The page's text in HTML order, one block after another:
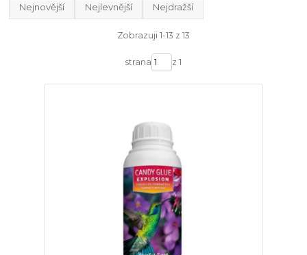
Nejnovější Nejlevnější Nejdražší
Zobrazuji 1-13 z 13
strana z 1